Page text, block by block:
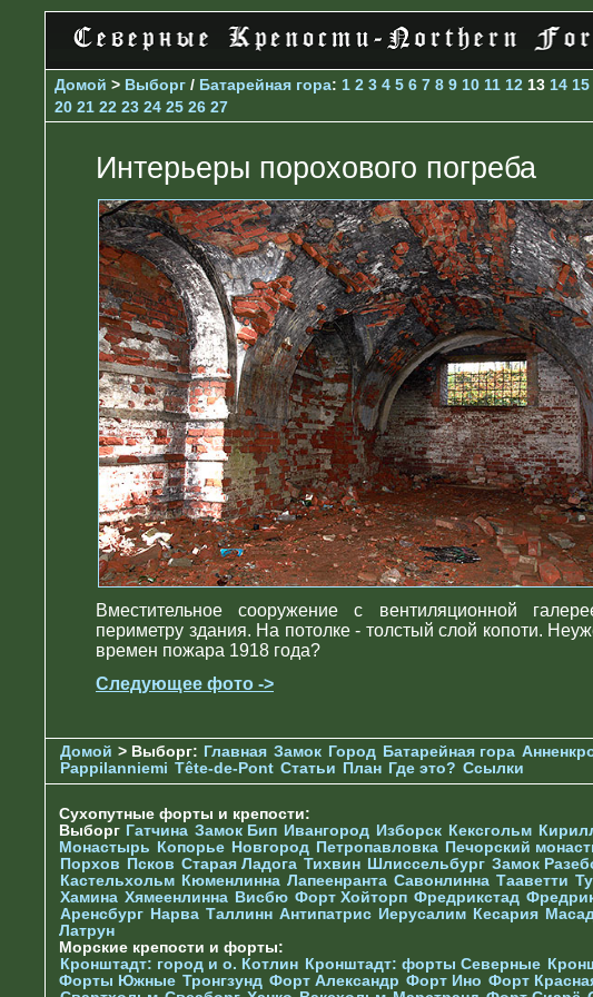
Домой > Выборг / Батарейная гора: 1 2 3 4 5 6 7 8 9 10 11 12 13 14 15
20 21 22 23 24 25 26 27
Интерьеры порохового погреба
Вместительное сооружение с вентиляционной
периметру здания. На потолке - толстый слой копоти.
времен пожара 1918 года?
Следующее фото ->
Домой > Выборг: Главная Замок Город Батарейная гора
Pappilanniemi Tête-de-Pont Статьи План Где это? Ссылки
Сухопутные форты и крепости:
Выборг Гатчина Замок Бип Ивангород Изборск Кексгольм
Монастырь
Копорье Новгород Петропавловка Печорcкий
Порхов
Псков Старая Ладога Тихвин Шлиссельбург Замок
Кастельхольм Кюменлинна Лапеенранта Савонлинна Тааветти
Хамина Хямеенлинна Висбю Форт Хойторп Фредрикстад
Аренсбург Нарва Таллинн Антипатрис Иерусалим Кесария
Латрун
Морские крепости и форты:
Кронштадт: город и о. Котлин Кронштадт: форты Северные
Форты Южные Тронгзунд Форт Александр Форт Ино Форт